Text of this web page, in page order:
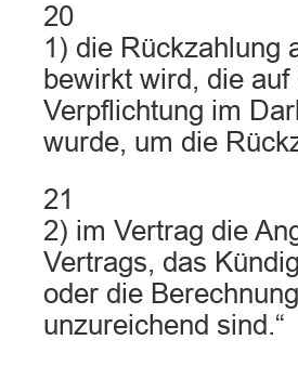
20
1) die Rückzahlung
bewirkt wird, die
Verpflichtung im
wurde, um die
21
2) im Vertrag die
Vertrags, das
oder die
unzureichend sind.“